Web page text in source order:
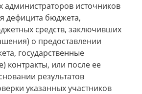
администраторов источников
дефицита бюджета,
средств, заключивших
о предоставлении
государственные
контракты, или после ее
результатов
указанных участников